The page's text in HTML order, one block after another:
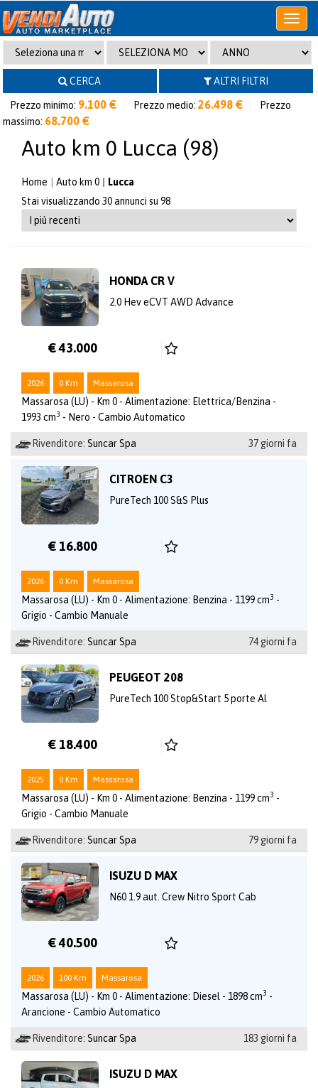
Apri
o
chiudi
menu
CERCA
ALTRI FILTRI
Prezzo minimo: 9.100 € Prezzo medio: 26.498 €
Prezzo
massimo: 68.700 €
Auto km 0 Lucca (98)
Home Auto km 0
Lucca
Stai visualizzando 30 annunci su 98
HONDA CR V
2.0 Hev eCVT AWD Advance
€ 43.000
2026 0 Km Massarosa
Massarosa (LU) - Km 0 - Alimentazione: Elettrica/Benzina -
1993 cm3 - Nero - Cambio Automatico
Rivenditore: Suncar Spa 37 giorni fa
CITROEN C3
PureTech 100 S&S Plus
€ 16.800
2026 0 Km Massarosa
Massarosa (LU) - Km 0 - Alimentazione: Benzina - 1199 cm3 -
Grigio - Cambio Manuale
Rivenditore: Suncar Spa 74 giorni fa
PEUGEOT 208
PureTech 100 Stop&Start 5 porte Al
€ 18.400
2025 0 Km Massarosa
Massarosa (LU) - Km 0 - Alimentazione: Benzina - 1199 cm3 -
Grigio - Cambio Manuale
Rivenditore: Suncar Spa 79 giorni fa
ISUZU D MAX
N60 1.9 aut. Crew Nitro Sport Cab
€ 40.500
2026 100 Km Massarosa
Massarosa (LU) - Km 0 - Alimentazione: Diesel - 1898 cm3 -
Arancione - Cambio Automatico
Rivenditore: Suncar Spa 183 giorni fa
ISUZU D MAX